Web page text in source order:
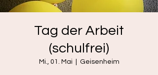
Tag der Arbeit
(schulfrei)
Mi., 01. Mai Geisenheim